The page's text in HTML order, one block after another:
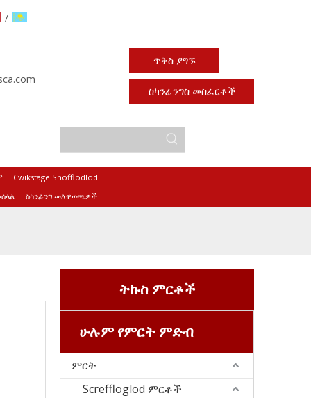
/
ጥቅስ ያግኙ
ስካንፊንግስ መስፈርቶች
Cwikstage Shofflodlod
ስካንፊንግ መለዋወጫዎች
ትኩስ ምርቶች
ሁሉም የምርት ምድብ
ምርት
Screffloglod ምርቶች